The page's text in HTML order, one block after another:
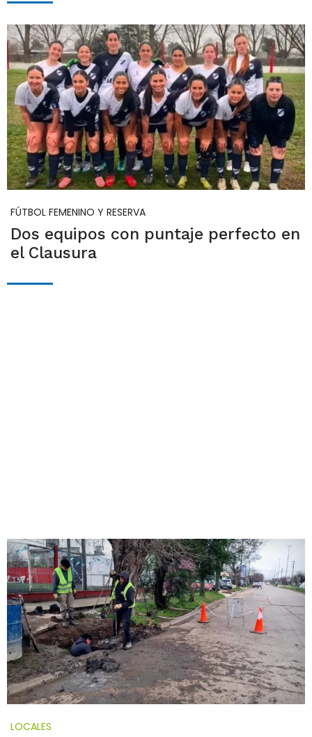
FÚTBOL FEMENINO Y RESERVA
Dos equipos con puntaje perfecto en
el Clausura
LOCALES